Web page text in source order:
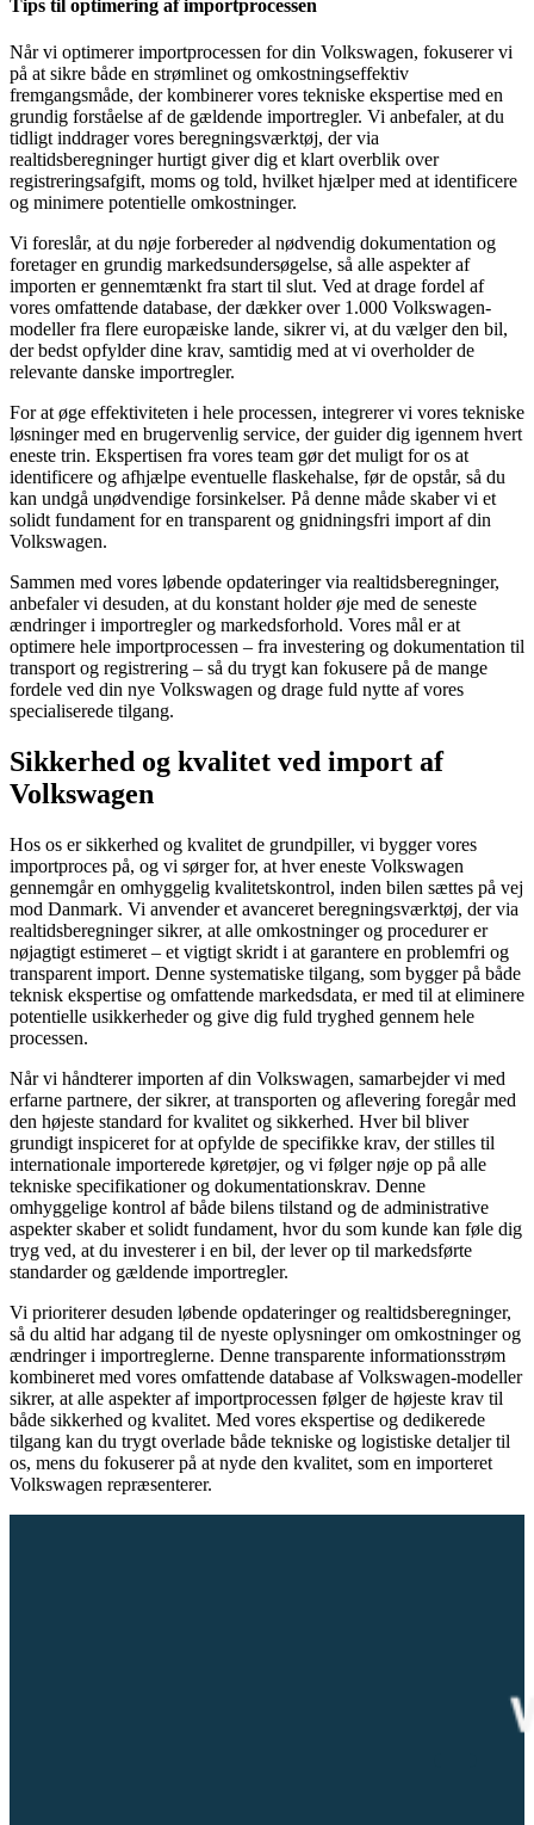
Tips til optimering af importprocessen
Når vi optimerer importprocessen for din Volkswagen, fokuserer vi
på at sikre både en strømlinet og omkostningseffektiv
fremgangsmåde, der kombinerer vores tekniske ekspertise med en
grundig forståelse af de gældende importregler. Vi anbefaler, at du
tidligt inddrager vores beregningsværktøj, der via
realtidsberegninger hurtigt giver dig et klart overblik over
registreringsafgift, moms og told, hvilket hjælper med at identificere
og minimere potentielle omkostninger.
Vi foreslår, at du nøje forbereder al nødvendig dokumentation og
foretager en grundig markedsundersøgelse, så alle aspekter af
importen er gennemtænkt fra start til slut. Ved at drage fordel af
vores omfattende database, der dækker over 1.000 Volkswagen-
modeller fra flere europæiske lande, sikrer vi, at du vælger den bil,
der bedst opfylder dine krav, samtidig med at vi overholder de
relevante danske importregler.
For at øge effektiviteten i hele processen, integrerer vi vores tekniske
løsninger med en brugervenlig service, der guider dig igennem hvert
eneste trin. Ekspertisen fra vores team gør det muligt for os at
identificere og afhjælpe eventuelle flaskehalse, før de opstår, så du
kan undgå unødvendige forsinkelser. På denne måde skaber vi et
solidt fundament for en transparent og gnidningsfri import af din
Volkswagen.
Sammen med vores løbende opdateringer via realtidsberegninger,
anbefaler vi desuden, at du konstant holder øje med de seneste
ændringer i importregler og markedsforhold. Vores mål er at
optimere hele importprocessen – fra investering og dokumentation til
transport og registrering – så du trygt kan fokusere på de mange
fordele ved din nye Volkswagen og drage fuld nytte af vores
specialiserede tilgang.
Sikkerhed og kvalitet ved import af
Volkswagen
Hos os er sikkerhed og kvalitet de grundpiller, vi bygger vores
importproces på, og vi sørger for, at hver eneste Volkswagen
gennemgår en omhyggelig kvalitetskontrol, inden bilen sættes på vej
mod Danmark. Vi anvender et avanceret beregningsværktøj, der via
realtidsberegninger sikrer, at alle omkostninger og procedurer er
nøjagtigt estimeret – et vigtigt skridt i at garantere en problemfri og
transparent import. Denne systematiske tilgang, som bygger på både
teknisk ekspertise og omfattende markedsdata, er med til at eliminere
potentielle usikkerheder og give dig fuld tryghed gennem hele
processen.
Når vi håndterer importen af din Volkswagen, samarbejder vi med
erfarne partnere, der sikrer, at transporten og aflevering foregår med
den højeste standard for kvalitet og sikkerhed. Hver bil bliver
grundigt inspiceret for at opfylde de specifikke krav, der stilles til
internationale importerede køretøjer, og vi følger nøje op på alle
tekniske specifikationer og dokumentationskrav. Denne
omhyggelige kontrol af både bilens tilstand og de administrative
aspekter skaber et solidt fundament, hvor du som kunde kan føle dig
tryg ved, at du investerer i en bil, der lever op til markedsførte
standarder og gældende importregler.
Vi prioriterer desuden løbende opdateringer og realtidsberegninger,
så du altid har adgang til de nyeste oplysninger om omkostninger og
ændringer i importreglerne. Denne transparente informationsstrøm
kombineret med vores omfattende database af Volkswagen-modeller
sikrer, at alle aspekter af importprocessen følger de højeste krav til
både sikkerhed og kvalitet. Med vores ekspertise og dedikerede
tilgang kan du trygt overlade både tekniske og logistiske detaljer til
os, mens du fokuserer på at nyde den kvalitet, som en importeret
Volkswagen repræsenterer.